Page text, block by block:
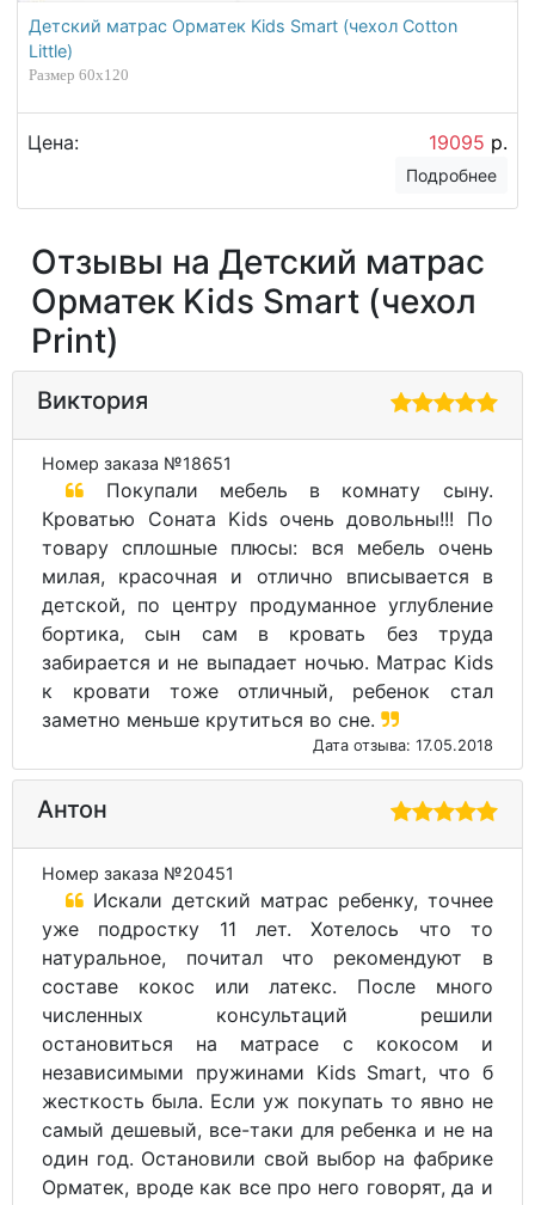
Детский матрас Орматек Kids Smart (чехол Cotton
Little)
Размер 60х120
Цена: 19095 р.
Подробнее
Отзывы на Детский матрас
Орматек Kids Smart (чехол
Print)
Виктория
Номер заказа №18651
Покупали мебель в комнату сыну.
Кроватью Соната Kids очень довольны!!! По
товару сплошные плюсы: вся мебель очень
милая, красочная и отлично вписывается в
детской, по центру продуманное углубление
бортика, сын сам в кровать без труда
забирается и не выпадает ночью. Матрас Kids
к кровати тоже отличный, ребенок стал
заметно меньше крутиться во сне.
Дата отзыва: 17.05.2018
Антон
Номер заказа №20451
Искали детский матрас ребенку, точнее
уже подростку 11 лет. Хотелось что то
натуральное, почитал что рекомендуют в
составе кокос или латекс. После много
численных консультаций решили
остановиться на матрасе с кокосом и
независимыми пружинами Kids Smart, что б
жесткость была. Если уж покупать то явно не
самый дешевый, все-таки для ребенка и не на
один год. Остановили свой выбор на фабрике
Орматек, вроде как все про него говорят, да и